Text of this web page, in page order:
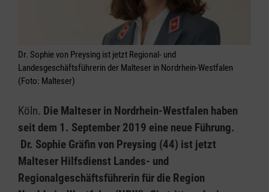
Dr. Sophie von Preysing ist jetzt Regional- und
Landesgeschäftsführerin der Malteser in Nordrhein-Westfalen
(Foto: Malteser)
Köln. Die Malteser in Nordrhein-Westfalen haben
seit dem 1. September 2019 eine neue Führung.
Dr. Sophie Gräfin von Preysing (44) ist jetzt
Malteser Hilfsdienst Landes- und
Regionalgeschäftsführerin für die Region